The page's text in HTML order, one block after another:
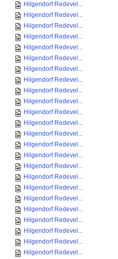
Hilgendorf Redevel...
Hilgendorf Redevel...
Hilgendorf Redevel...
Hilgendorf Redevel...
Hilgendorf Redevel...
Hilgendorf Redevel...
Hilgendorf Redevel...
Hilgendorf Redevel...
Hilgendorf Redevel...
Hilgendorf Redevel...
Hilgendorf Redevel...
Hilgendorf Redevel...
Hilgendorf Redevel...
Hilgendorf Redevel...
Hilgendorf Redevel...
Hilgendorf Redevel...
Hilgendorf Redevel...
Hilgendorf Redevel...
Hilgendorf Redevel...
Hilgendorf Redevel...
Hilgendorf Redevel...
Hilgendorf Redevel...
Hilgendorf Redevel...
Hilgendorf Redevel...